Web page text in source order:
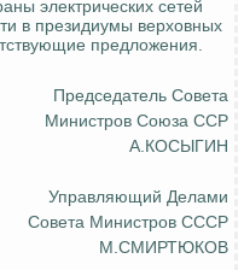
электрических сетей
в президиумы верховных
предложения.
Председатель Совета
Министров Союза ССР
А.КОСЫГИН
Управляющий Делами
Совета Министров СССР
М.СМИРТЮКОВ